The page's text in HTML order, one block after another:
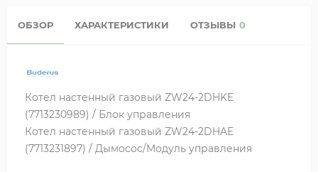
ОБЗОР ХАРАКТЕРИСТИКИ ОТЗЫВЫ 0
Котел настенный газовый ZW24-2DHKE
(7713230989) / Блок управления
Котел настенный газовый ZW24-2DHAE
(7713231897) / Дымосос/Модуль управления